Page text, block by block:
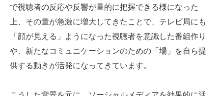
で視聴者の反応や反響が量的に把握できる様になった
上、その量が急激に増大してきたことで、テレビ局にも
「顔が見える」ようになった視聴者を意識した番組作り
や、新たなコミュニケーションのための「場」を自ら提
供する動きが活発になってきています。